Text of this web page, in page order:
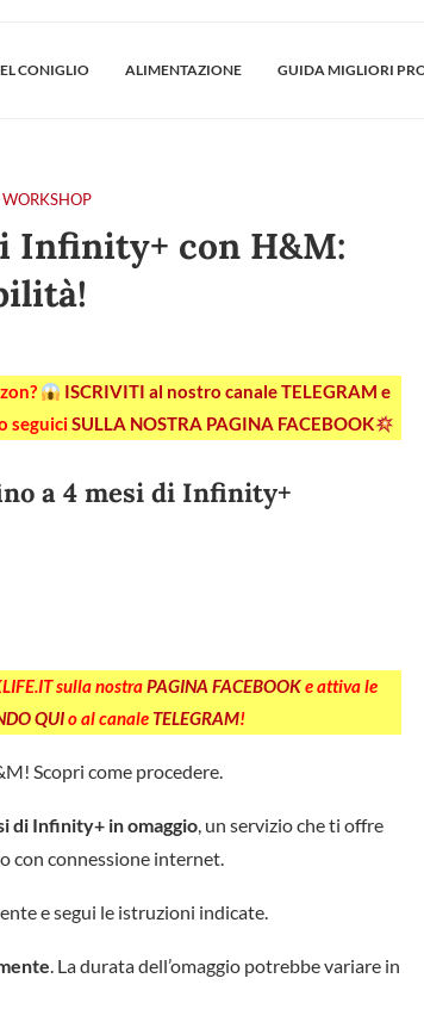
CONIGLIO ALIMENTAZIONE GUIDA MIGLIORI
Infinity+ con H&M:
ISCRIVITI al nostro canale TELEGRAM e
seguiciSULLA NOSTRA PAGINA FACEBOOK
a 4 mesi di Infinity+
sulla nostraPAGINA FACEBOOKe attiva le
QUIo al canale TELEGRAM!
Scopri come procedere.
di Infinity+ in omaggio, un servizio che ti offre
con connessione internet.
e segui le istruzioni indicate.
. La durata dell’omaggio potrebbe variare in